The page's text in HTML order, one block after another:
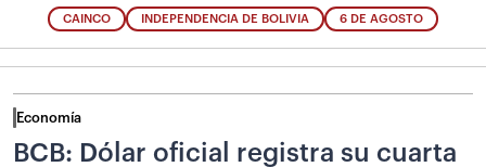
CAINCO INDEPENDENCIA DE BOLIVIA 6 DE AGOSTO
Economía
BCB: Dólar oficial registra su cuarta